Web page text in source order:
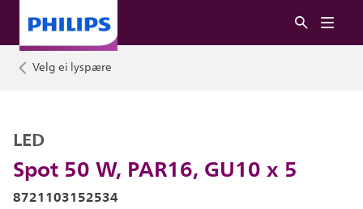
Velg ei lyspære
Spot 50 W, PAR16, GU10 x 5
LED
8721103152534